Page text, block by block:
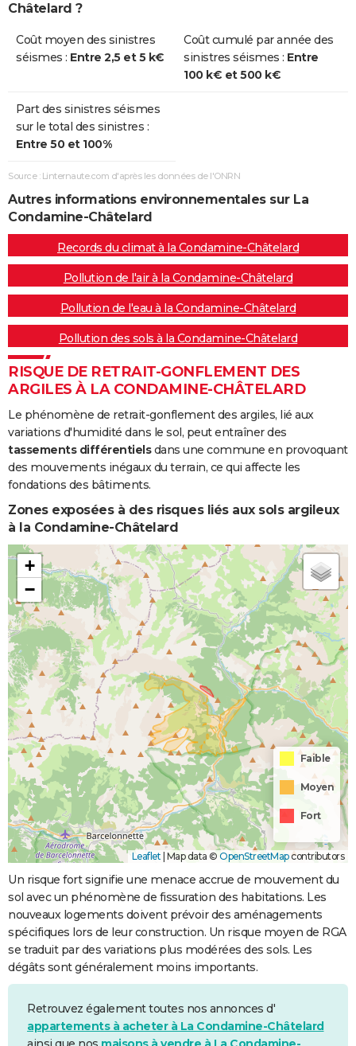
Châtelard ?
Coût moyen des sinistres
séismes : Entre 2,5 et 5 k€
Coût cumulé par année des
sinistres séismes : Entre
100 k€ et 500 k€
Part des sinistres séismes
sur le total des sinistres :
Entre 50 et 100%
Source : Linternaute.com d'après les données de l'ONRN
Autres informations environnementales sur La
Condamine-Châtelard
Records du climat à la Condamine-Châtelard
Pollution de l'air à la Condamine-Châtelard
Pollution de l'eau à la Condamine-Châtelard
Pollution des sols à la Condamine-Châtelard
RISQUE DE RETRAIT-GONFLEMENT DES
ARGILES À LA CONDAMINE-CHÂTELARD
Le phénomène de retrait-gonflement des argiles, lié aux
variations d'humidité dans le sol, peut entraîner des
tassements différentielsdans une commune en provoquant
des mouvements inégaux du terrain, ce qui affecte les
fondations des bâtiments.
Zones exposées à des risques liés aux sols argileux
à la Condamine-Châtelard
+
−
Faible
Moyen
Fort
Leaflet Map data © OpenStreetMapcontributors
Un risque fort signifie une menace accrue de mouvement du
sol avec un phénomène de fissuration des habitations. Les
nouveaux logements doivent prévoir des aménagements
spécifiques lors de leur construction. Un risque moyen de RGA
se traduit par des variations plus modérées des sols. Les
dégâts sont généralement moins importants.
Retrouvez également toutes nos annonces d'
appartements à acheter à La Condamine-Châtelard